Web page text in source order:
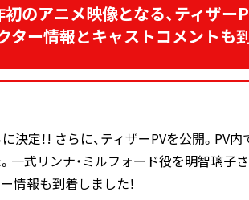
のアニメ映像となる、ティザー
ター情報とキャストコメントも
定！! さらに、ティザーPVを公開。PV
式リンナ・ミルフォード役を明智璃子
情報も到着しました！